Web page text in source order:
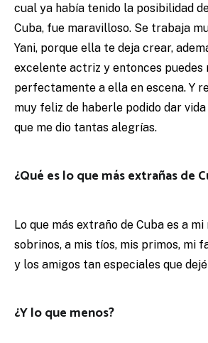
cual ya había tenido la posibilidad
Cuba, fue maravilloso. Se trabaja
Yani, porque ella te deja crear,
excelente actriz y entonces puedes
perfectamente a ella en escena. Y
muy feliz de haberle podido dar
que me dio tantas alegrías.
¿Qué es lo que más extrañas de
Lo que más extraño de Cuba es a mi
sobrinos, a mis tíos, mis primos, mi
y los amigos tan especiales que
¿Y lo que menos?